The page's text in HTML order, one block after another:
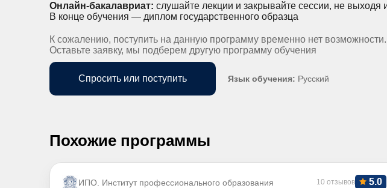
Онлайн-бакалавриат: слушайте лекции и закрывайте сессии, не выходя
В конце обучения — диплом государственного образца
К сожалению, поступить на данную программу временно нет возможности.
Оставьте заявку, мы подберем другую программу обучения
Спросить или поступить Язык обучения: Русский
Похожие программы
ИПО. Институт профессионального образования 10 отзывов 5.0